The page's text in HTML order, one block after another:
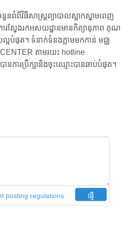
ពំពីវិធីសាស្រ្តព្យាបាលស្លាកស្នាមពេញ
ារស្វែងរកអសយដ្ឋានមានកិត្យានុភាព គុណ
អបំផុត។ ទំនាក់ទំនងភ្លាមមកកាន់ មជ្ឈ
តាមរយះ hotline
នការប្រឹក្សានិងចុះឈ្មោះបានឆាប់បំផុត។
posting regulations ផ្ញើ